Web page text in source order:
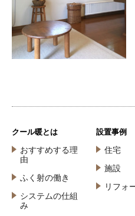
クール暖とは
おすすめする理
由
ふく射の働き
システムの仕組
み
設置事例
住宅
施設
リフォ